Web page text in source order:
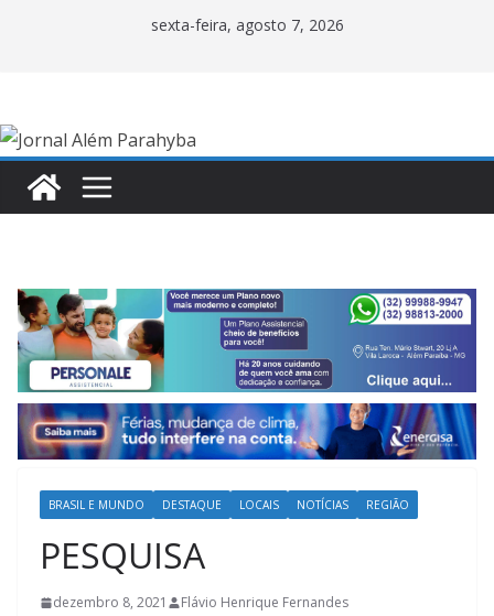
sexta-feira, agosto 7, 2026
BRASIL E MUNDO DESTAQUE LOCAIS NOTÍCIAS REGIÃO
PESQUISA
dezembro 8, 2021 Flávio Henrique Fernandes